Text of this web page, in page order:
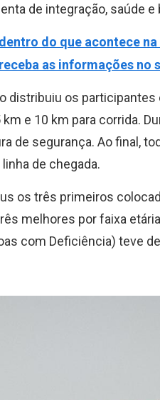
de integração, saúde
do que acontece
as informações no
distribuiu os
km e 10 km para corrida.
de segurança. Ao final,
de chegada.
os três primeiros
melhores por faixa
com Deficiência) teve